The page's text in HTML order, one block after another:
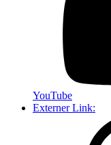
YouTube
Externer Link: